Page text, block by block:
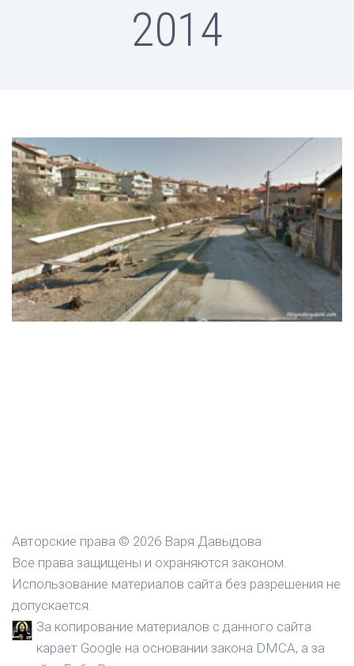
2014
Авторские права © 2026 Варя Давыдова
Все права защищены и охраняются законом.
Использование материалов сайта без разрешения не
допускается.
За копирование материалов с данного сайта
карает Google на основании закона DMCA, а за